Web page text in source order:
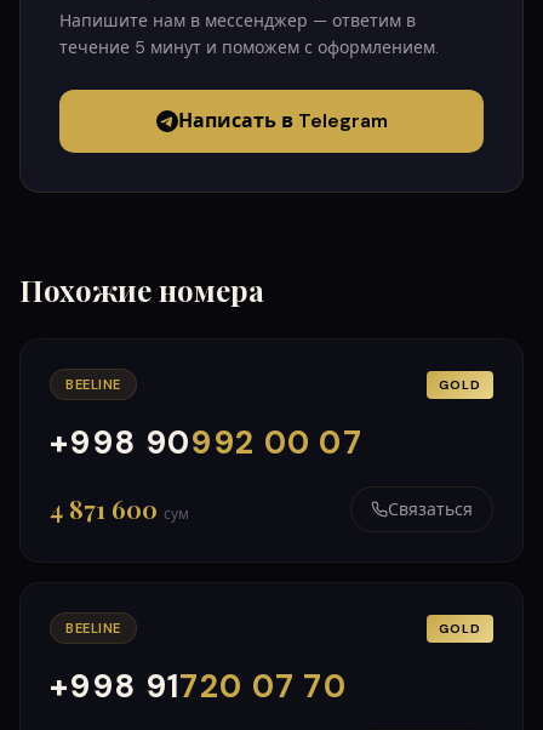
Напишите нам в мессенджер — ответим в
течение 5 минут и поможем с оформлением.
Написать в Telegram
Похожие номера
BEELINE GOLD
+998 90992 00 07
000
999
4 871 600 сум Связаться
BEELINE GOLD
+998 91720 07 70
000
999